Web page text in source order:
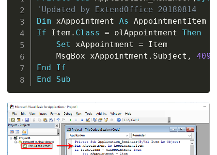
'Updated by ExtendOffice 20180814
Dim xAppointment As
If Item . Class = olAppointment Then
Set xAppointment = Item
    MsgBox xAppointment
. Subject ,
4096
End
If
End
Sub